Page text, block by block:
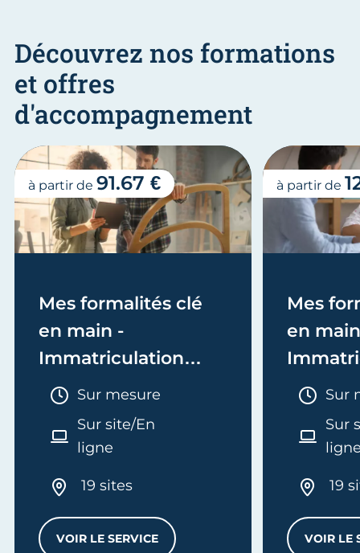
Découvrez nos formations
et offres
d'accompagnement
Mes formalités clé
en main -
Immatriculation
(EI/Micro-entreprise
ou réel)
Durée :
Sur mesure
Sur site/En
ligne
19 sites
VOIR LE SERVICEMES FORMALITÉS CLÉ EN MAIN -
à partir de 91.67 €
Mes
en
Sur
Sur
19
VOIR LE
à partir de